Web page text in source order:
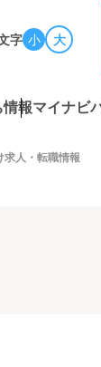
字 小 大
報マイナビ
求人・転職情報